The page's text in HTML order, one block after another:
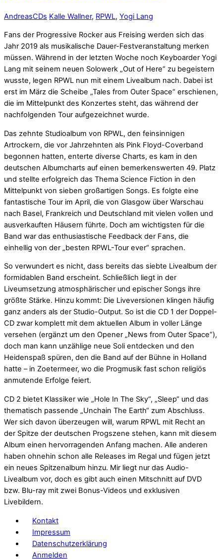
AndreasCDs Kalle Wallner, RPWL, Yogi Lang
Fans der Progressive Rocker aus Freising werden sich das
Jahr 2019 als musikalische Dauer-Festveranstaltung merken
müssen. Während in der letzten Woche noch Keyboarder Yogi
Lang mit seinem neuen Solowerk „Out of Here“ zu begeistern
wusste, legen RPWL nun mit einem Livealbum nach. Dabei ist
erst im März die Scheibe „Tales from Outer Space“ erschienen,
die im Mittelpunkt des Konzertes steht, das während der
nachfolgenden Tour aufgezeichnet wurde.
Das zehnte Studioalbum von RPWL, den feinsinnigen
Artrockern, die vor Jahrzehnten als Pink Floyd-Coverband
begonnen hatten, enterte diverse Charts, es kam in den
deutschen Albumcharts auf einen bemerkenswerten 49. Platz
und stellte erfolgreich das Thema Science Fiction in den
Mittelpunkt von sieben großartigen Songs. Es folgte eine
fantastische Tour im April, die von Glasgow über Warschau
nach Basel, Frankreich und Deutschland mit vielen vollen und
ausverkauften Häusern führte. Doch am wichtigsten für die
Band war das enthusiastische Feedback der Fans, die
einhellig von der „besten RPWL-Tour ever“ sprachen.
So verwundert es nicht, dass bereits das siebte Livealbum der
formidablen Band erscheint. Schließlich liegt in der
Liveumsetzung atmosphärischer und epischer Songs ihre
größte Stärke. Hinzu kommt: Die Liveversionen klingen häufig
ganz anders als der Studio-Output. So ist die CD 1 der Doppel-
CD zwar komplett mit dem aktuellen Album in voller Länge
versehen (ergänzt um den Opener „News from Outer Space“),
doch man kann unzählige neue Soli entdecken und den
Heidenspaß spüren, den die Band auf der Bühne in Holland
hatte – in Zoetermeer, wo die Progmusik fast schon religiös
anmutende Erfolge feiert.
CD 2 bietet Klassiker wie „Hole In The Sky“, „Sleep“ und das
thematisch passende „Unchain The Earth“ zum Abschluss.
Wer sich davon überzeugen will, warum RPWL mit Recht an
der Spitze der deutschen Progszene stehen, kann mit diesem
Album einen hervorragenden Anfang machen. Alle anderen
haben ohnehin schon alle Releases im Regal und fügen jetzt
ein neues Spitzenalbum hinzu. Mir liegt nur das Audio-
Livealbum vor, doch es gibt auch einen Mitschnitt auf DVD
bzw. Blu-ray mit zwei Bonus-Videos und exklusiven
Livebildern.
Kontakt
Impressum
Datenschutzerklärung
Anmelden